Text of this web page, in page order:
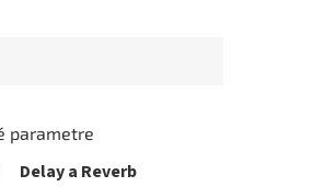
parametre
Delay a Reverb